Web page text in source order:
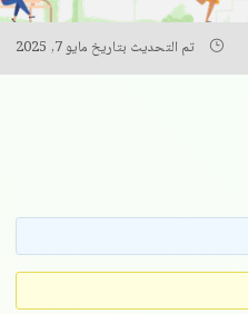
تم التحديث بتاريخ مايو 7, 2025